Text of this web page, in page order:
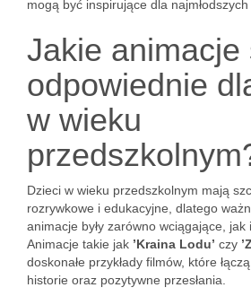
mogą być inspirujące dla najmłodszych
Jakie animacje
odpowiednie
w wieku
Dzieci w wieku przedszkolnym mają
rozrywkowe i edukacyjne, dlatego
animacje były zarówno wciągające, jak
Animacje takie jak ’Kraina Lodu’ czy
doskonałe przykłady filmów, które
historie oraz pozytywne przesłania.